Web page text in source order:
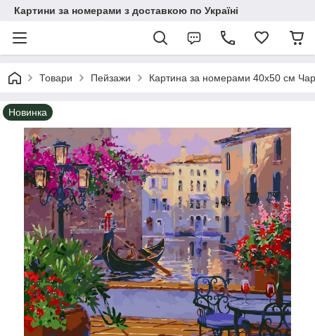
Картини за номерами з доставкою по Україні
Товари Пейзажи Картина за номерами 40х50 см
Новинка